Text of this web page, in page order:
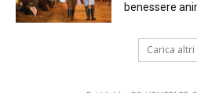
benessere
Carica altri